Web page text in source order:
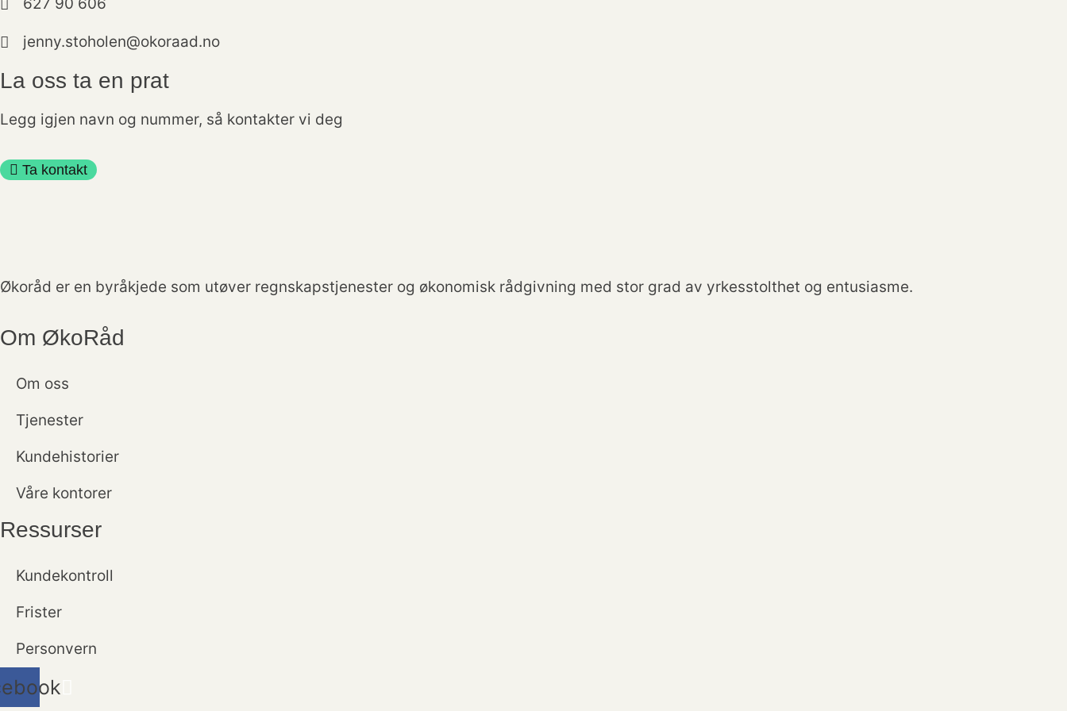
jenny.stoholen@okoraad.no
La oss ta en prat
Legg igjen navn og nummer, så kontakter vi deg
Ta kontakt
Økoråd er en byråkjede som utøver regnskapstjenester og økonomisk rådgivning med stor grad av yrkesstolthet og entusiasme.
Om ØkoRåd
Om oss
Tjenester
Kundehistorier
Våre kontorer
Ressurser
Kundekontroll
Frister
Personvern